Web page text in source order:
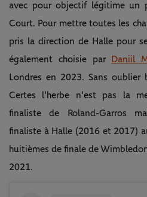
avec pour objectif légitime un
Court. Pour mettre toutes les
pris la direction de Halle pour
également choisie par
Daniil
Londres en 2023. Sans oublier
Certes l'herbe n'est pas la
finaliste de Roland-Garros
finaliste à Halle (2016 et 2017)
huitièmes de finale de
2021.